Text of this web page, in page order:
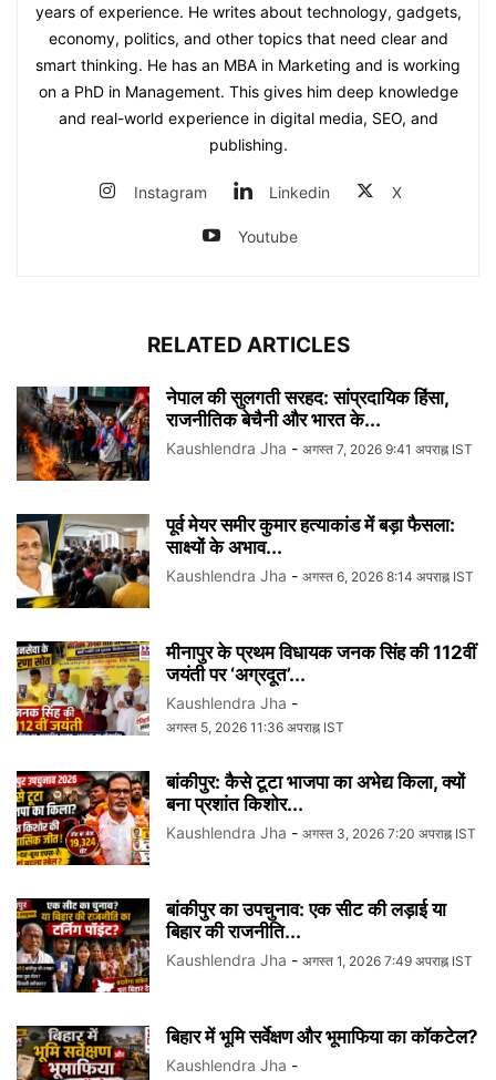
years of experience. He writes about technology, gadgets,
economy, politics, and other topics that need clear and
smart thinking. He has an MBA in Marketing and is working
on a PhD in Management. This gives him deep knowledge
and real-world experience in digital media, SEO, and
publishing.
Instagram Linkedin X
Youtube
RELATED ARTICLES
नेपाल की सुलगती सरहद: सांप्रदायिक हिंसा,
राजनीतिक बेचैनी और भारत के...
Kaushlendra Jha - अगस्त 7, 2026 9:41 अपराह्न IST
पूर्व मेयर समीर कुमार हत्याकांड में बड़ा फैसला:
साक्ष्यों के अभाव...
Kaushlendra Jha - अगस्त 6, 2026 8:14 अपराह्न IST
मीनापुर के प्रथम विधायक जनक सिंह की 112वीं
जयंती पर ‘अग्रदूत’...
Kaushlendra Jha -
अगस्त 5, 2026 11:36 अपराह्न IST
बांकीपुर: कैसे टूटा भाजपा का अभेद्य किला, क्यों
बना प्रशांत किशोर...
Kaushlendra Jha - अगस्त 3, 2026 7:20 अपराह्न IST
बांकीपुर का उपचुनाव: एक सीट की लड़ाई या
बिहार की राजनीति...
Kaushlendra Jha - अगस्त 1, 2026 7:49 अपराह्न IST
बिहार में भूमि सर्वेक्षण और भूमाफिया का कॉकटेल?
Kaushlendra Jha -